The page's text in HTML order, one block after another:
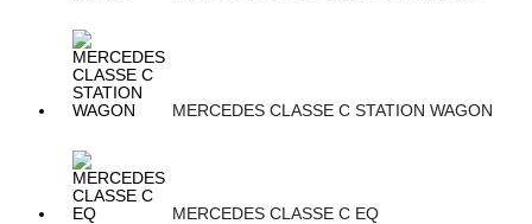
MERCEDES CLASSE C STATION WAGON
MERCEDES CLASSE C EQ